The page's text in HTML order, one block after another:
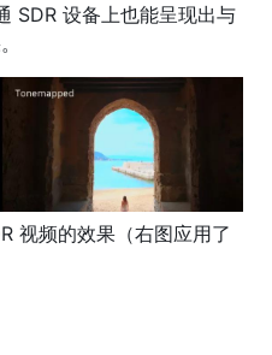
SDR 设备上也能呈现出与
视频的效果（右图应用了